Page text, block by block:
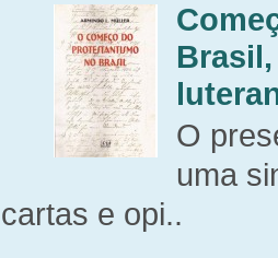
O
uma
cartas e opi..